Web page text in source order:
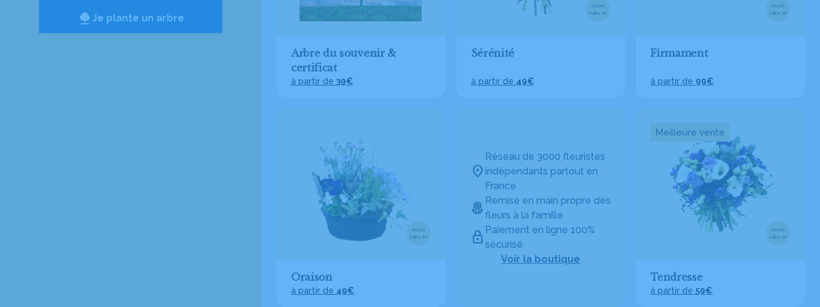
Je plante un arbre
Réseau de 3000 fleuristes
indépendants partout en
France
Remise en main propre des
fleurs à la famille
Paiement en ligne 100%
sécurisé
Voir la boutique
Arbre du souvenir &
certificat
à partir de 39€
Visuel
taille M
Sérénité
à partir de 49€
Visuel
taille M
Firmament
à partir de 99€
Visuel
taille M
Oraison
à partir de 49€
Meilleure vente
Visuel
taille M
Tendresse
à partir de59€